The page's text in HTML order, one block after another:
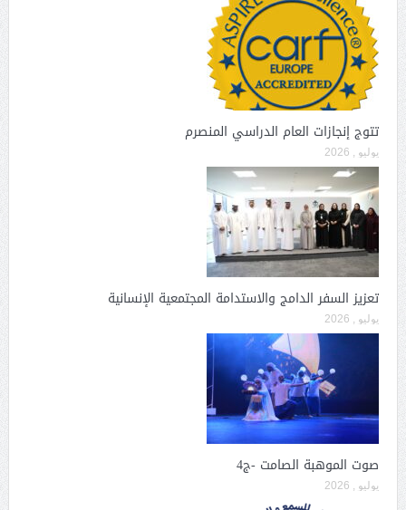
تتوج إنجازات العام الدراسي المنصرم
يوليو , 2026
تعزيز السفر الدامج والاستدامة المجتمعية الإنسانية
يوليو , 2026
صوت الموهبة الصامت -ج4
يوليو , 2026